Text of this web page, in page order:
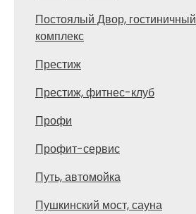
Постоялый Двор, гостиничный
комплекс
Престиж
Престиж, фитнес-клуб
Профи
Профит-сервис
Путь, автомойка
Пушкинский мост, сауна